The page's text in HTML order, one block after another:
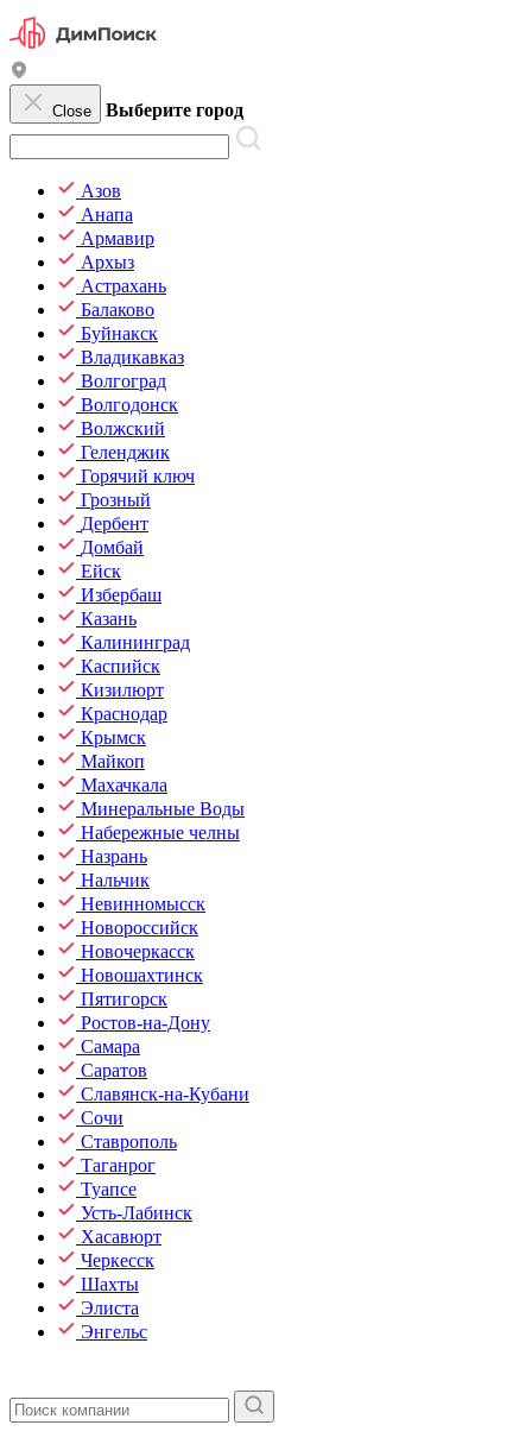
Close Выберите город
Азов
Анапа
Армавир
Архыз
Астрахань
Балаково
Буйнакск
Владикавказ
Волгоград
Волгодонск
Волжский
Геленджик
Горячий ключ
Грозный
Дербент
Домбай
Ейск
Избербаш
Казань
Калининград
Каспийск
Кизилюрт
Краснодар
Крымск
Майкоп
Махачкала
Минеральные Воды
Набережные челны
Назрань
Нальчик
Невинномысск
Новороссийск
Новочеркасск
Новошахтинск
Пятигорск
Ростов-на-Дону
Самара
Саратов
Славянск-на-Кубани
Сочи
Ставрополь
Таганрог
Туапсе
Усть-Лабинск
Хасавюрт
Черкесск
Шахты
Элиста
Энгельс